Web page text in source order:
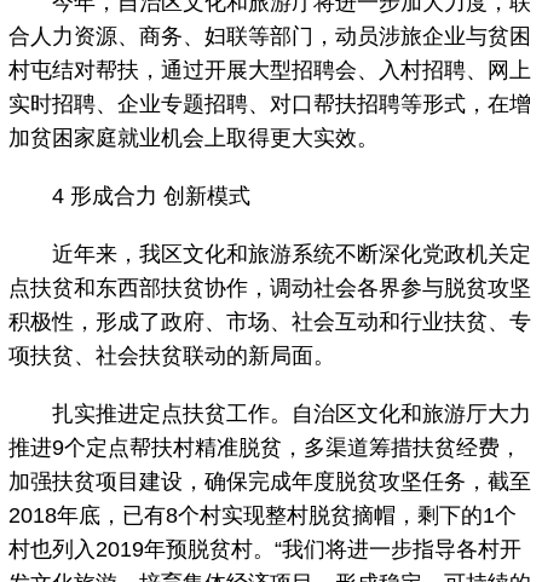
合人力资源、商务、妇联等部门，动员涉旅企业与贫困
村屯结对帮扶，通过开展大型招聘会、入村招聘、网上
实时招聘、企业专题招聘、对口帮扶招聘等形式，在增
加贫困家庭就业机会上取得更大实效。
4 形成合力 创新模式
近年来，我区文化和旅游系统不断深化党政机关定
点扶贫和东西部扶贫协作，调动社会各界参与脱贫攻坚
积极性，形成了政府、市场、社会互动和行业扶贫、专
项扶贫、社会扶贫联动的新局面。
扎实推进定点扶贫工作。自治区文化和旅游厅大力
推进9个定点帮扶村精准脱贫，多渠道筹措扶贫经费，
加强扶贫项目建设，确保完成年度脱贫攻坚任务，截至
2018年底，已有8个村实现整村脱贫摘帽，剩下的1个
村也列入2019年预脱贫村。“我们将进一步指导各村开